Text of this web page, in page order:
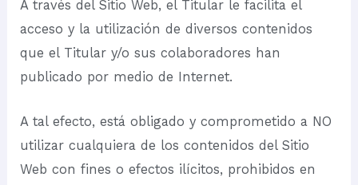
A través del Sitio Web, el Titular le facilita el
acceso y la utilización de diversos contenidos
que el Titular y/o sus colaboradores han
publicado por medio de Internet.
A tal efecto, está obligado y comprometido a NO
utilizar cualquiera de los contenidos del Sitio
Web con fines o efectos ilícitos, prohibidos en